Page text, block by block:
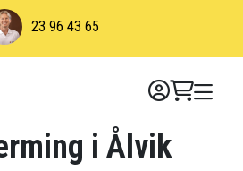
23 96 43 65
i Ålvik